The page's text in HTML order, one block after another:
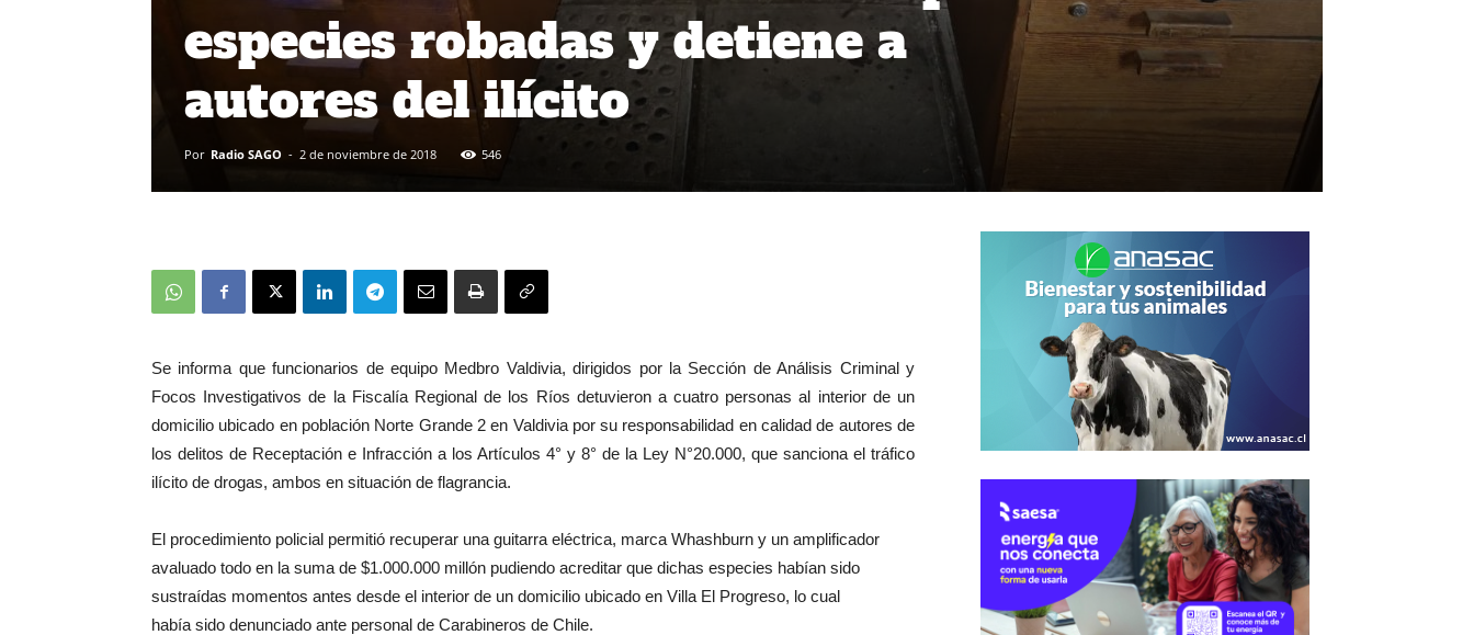
especies robadas y detiene a
autores del ilícito
Por Radio SAGO - 2 de noviembre de 2018 546
Se informa que funcionarios de equipo Medbro Valdivia, dirigidos por la Sección de Análisis Criminal y
Focos Investigativos de la Fiscalía Regional de los Ríos detuvieron a cuatro personas al interior de un
domicilio ubicado en población Norte Grande 2 en Valdivia por su responsabilidad en calidad de autores de
los delitos de Receptación e Infracción a los Artículos 4° y 8° de la Ley N°20.000, que sanciona el tráfico
ilícito de drogas, ambos en situación de flagrancia.
El procedimiento policial permitió recuperar una guitarra eléctrica, marca Whashburn y un amplificador
avaluado todo en la suma de $1.000.000 millón pudiendo acreditar que dichas especies habían sido
sustraídas momentos antes desde el interior de un domicilio ubicado en Villa El Progreso, lo cual
había sido denunciado ante personal de Carabineros de Chile.